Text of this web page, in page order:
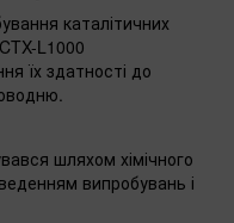
каталітичних
L1000
їх здатності до
шляхом хімічного
випробувань і